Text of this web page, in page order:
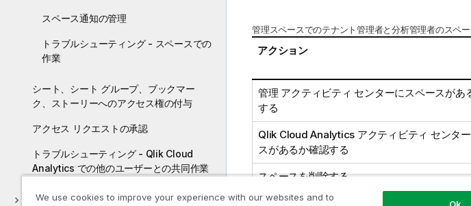
スペース通知の管理
トラブルシューティング - スペースでの
作業
シート、シート グループ、ブックマー
ク、ストーリーへのアクセス権の付与
アクセス リクエストの承認
トラブルシューティング - Qlik Cloud
Analytics での他のユーザーとの共同作業
Qlik Analytics モバイル アプリ
管理スペースでのテナント管理者と分析管理者のスペ
アクション
管理 アクティビティ センターにスペースがあ
する
Qlik Cloud Analytics アクティビティ センター
スがあるか確認する
スペースを削除する
スペースにメンバーを追加する
We use cookies to improve your experience with our websites and to